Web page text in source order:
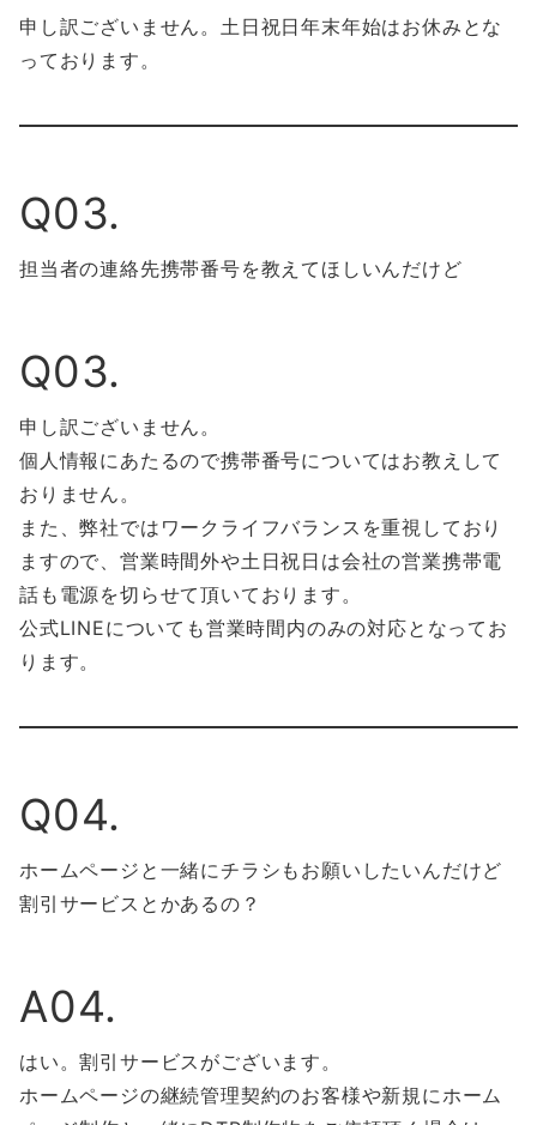
申し訳ございません。土日祝日年末年始はお休みとな
っております。
Q03.
担当者の連絡先携帯番号を教えてほしいんだけど
Q03.
申し訳ございません。
個人情報にあたるので携帯番号についてはお教えして
おりません。
また、弊社ではワークライフバランスを重視しており
ますので、営業時間外や土日祝日は会社の営業携帯電
話も電源を切らせて頂いております。
公式LINEについても営業時間内のみの対応となってお
ります。
Q04.
ホームページと一緒にチラシもお願いしたいんだけど
割引サービスとかあるの？
A04.
はい。割引サービスがございます。
ホームページの継続管理契約のお客様や新規にホーム